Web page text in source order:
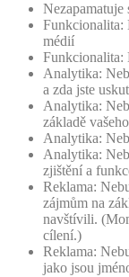
Nezapamatuje
Funkcionalita:
médií
Funkcionalita:
Analytika:
a zda jste
Analytika:
základě
Analytika:
Analytika:
zjištění a
Reklama:
zájmům na
navštívili.
cílení.)
Reklama:
jako jsou